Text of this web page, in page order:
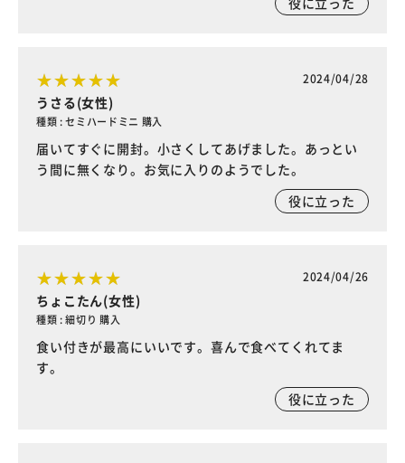
2024/04/28
うさる(女性)
種類 : セミハードミニ 購入
届いてすぐに開封。小さくしてあげました。あっとい
う間に無くなり。お気に入りのようでした。
役に立った
2024/04/26
ちょこたん(女性)
種類 : 細切り 購入
食い付きが最高にいいです。喜んで食べてくれてま
す。
役に立った